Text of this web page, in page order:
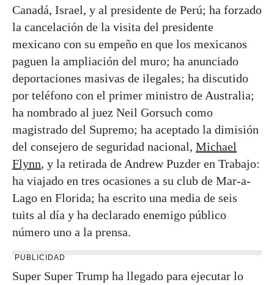
Canadá, Israel, y al presidente de Perú; ha forzado
la cancelación de la visita del presidente
mexicano con su empeño en que los mexicanos
paguen la ampliación del muro; ha anunciado
deportaciones masivas de ilegales; ha discutido
por teléfono con el primer ministro de Australia;
ha nombrado al juez Neil Gorsuch como
magistrado del Supremo; ha aceptado la dimisión
del consejero de seguridad nacional, Michael
Flynn, y la retirada de Andrew Puzder en Trabajo:
ha viajado en tres ocasiones a su club de Mar-a-
Lago en Florida; ha escrito una media de seis
tuits al día y ha declarado enemigo público
número uno a la prensa.
PUBLICIDAD
Super Super Trump ha llegado para ejecutar lo